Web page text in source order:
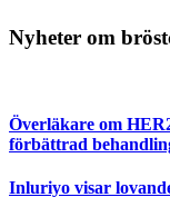
Nyheter om
Överläkare om
förbättrad
Inluriyo visar